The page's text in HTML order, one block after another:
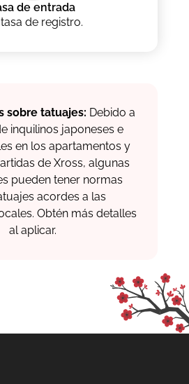
de entrada
de registro.
sobre tatuajes: Debido a
inquilinos japoneses e
en los apartamentos y
de Xross, algunas
pueden tener normas
acordes a las
Obtén más detalles
al aplicar.